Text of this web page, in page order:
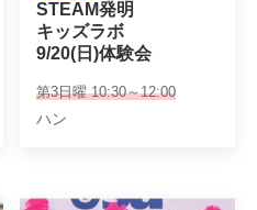
STEAM発明
キッズラボ
9/20(日)体験会
第3日曜 10:30～12:00
ハン